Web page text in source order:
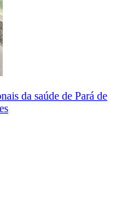
da saúde de Pará de